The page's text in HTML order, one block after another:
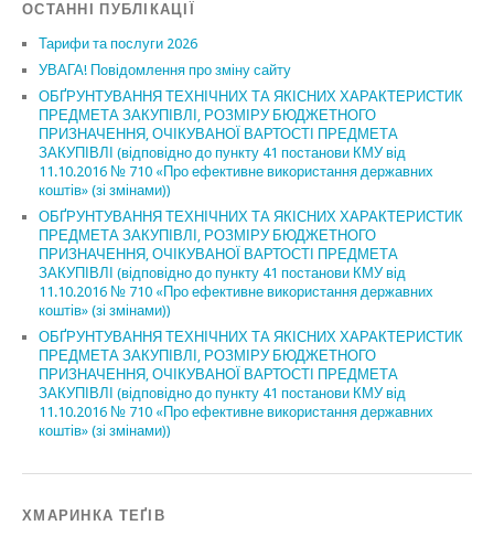
ОСТАННІ ПУБЛІКАЦІЇ
Тарифи та послуги 2026
УВАГА! Повідомлення про зміну сайту
ОБҐРУНТУВАННЯ ТЕХНІЧНИХ ТА ЯКІСНИХ ХАРАКТЕРИСТИК
ПРЕДМЕТА ЗАКУПІВЛІ, РОЗМІРУ БЮДЖЕТНОГО
ПРИЗНАЧЕННЯ, ОЧІКУВАНОЇ ВАРТОСТІ ПРЕДМЕТА
ЗАКУПІВЛІ (відповідно до пункту 41 постанови КМУ від
11.10.2016 № 710 «Про ефективне використання державних
коштів» (зі змінами))
ОБҐРУНТУВАННЯ ТЕХНІЧНИХ ТА ЯКІСНИХ ХАРАКТЕРИСТИК
ПРЕДМЕТА ЗАКУПІВЛІ, РОЗМІРУ БЮДЖЕТНОГО
ПРИЗНАЧЕННЯ, ОЧІКУВАНОЇ ВАРТОСТІ ПРЕДМЕТА
ЗАКУПІВЛІ (відповідно до пункту 41 постанови КМУ від
11.10.2016 № 710 «Про ефективне використання державних
коштів» (зі змінами))
ОБҐРУНТУВАННЯ ТЕХНІЧНИХ ТА ЯКІСНИХ ХАРАКТЕРИСТИК
ПРЕДМЕТА ЗАКУПІВЛІ, РОЗМІРУ БЮДЖЕТНОГО
ПРИЗНАЧЕННЯ, ОЧІКУВАНОЇ ВАРТОСТІ ПРЕДМЕТА
ЗАКУПІВЛІ (відповідно до пункту 41 постанови КМУ від
11.10.2016 № 710 «Про ефективне використання державних
коштів» (зі змінами))
ХМАРИНКА ТЕҐІВ